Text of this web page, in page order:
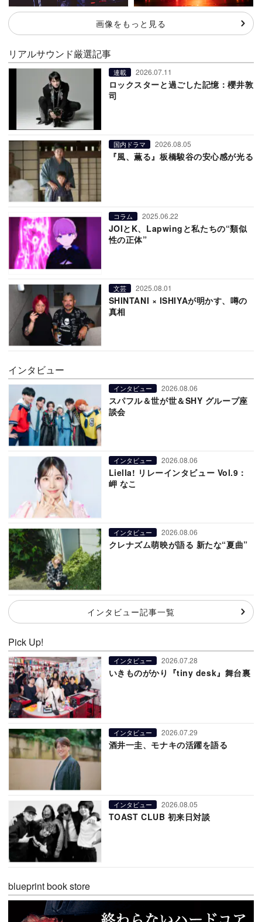
画像をもっと見る
リアルサウンド厳選記事
連載 2026.07.11
ロックスターと過ごした記憶：櫻井敦
司
国内ドラマ 2026.08.05
『風、薫る』板橋駿谷の安心感が光る
コラム 2025.06.22
JOIとK、Lapwingと私たちの“類似
性の正体”
文芸 2025.08.01
SHINTANI × ISHIYAが明かす、噂の
真相
インタビュー
インタビュー 2026.08.06
スパフル＆世が世＆SHY グループ座
談会
インタビュー 2026.08.06
Liella! リレーインタビュー Vol.9：
岬 なこ
インタビュー 2026.08.06
クレナズム萌映が語る 新たな“夏曲”
インタビュー記事一覧
Pick Up!
インタビュー 2026.07.28
いきものがかり『tiny desk』舞台裏
インタビュー 2026.07.29
酒井一圭、モナキの活躍を語る
インタビュー 2026.08.05
TOAST CLUB 初来日対談
blueprint book store